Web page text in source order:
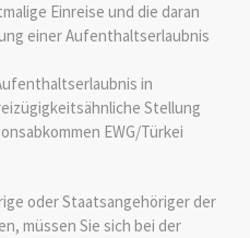
Einreise und die daran
einer Aufenthaltserlaubnis
in
Stellung
EWG/Türkei
oder Staatsangehöriger der
müssen Sie sich bei der